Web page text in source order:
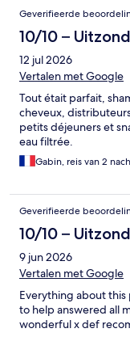
Geverifieerde
10/10 –
12 jul 2026
Vertalen met Google
Tout était parfait,
cheveux,
petits déjeuners et
eau filtrée.
Gabin, reis van 2
Geverifieerde
10/10 –
9 jun 2026
Vertalen met Google
Everything about this
to help answered all
wonderful x def